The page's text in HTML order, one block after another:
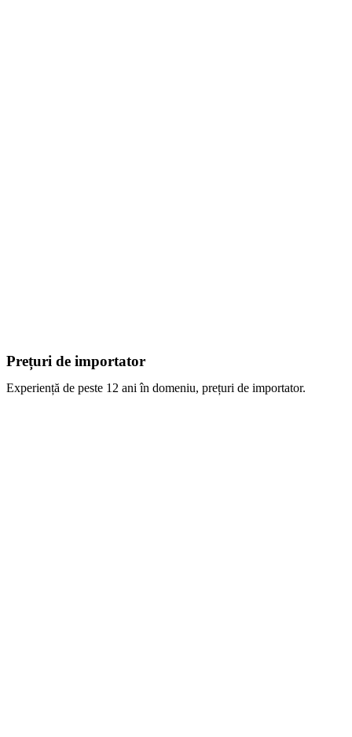
Prețuri de importator
Experiență de peste 12 ani în domeniu, prețuri de importator.